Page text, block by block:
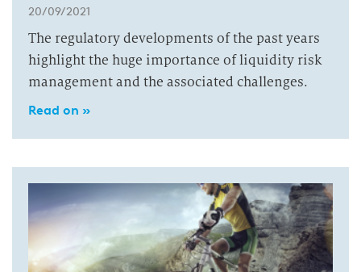
20/09/2021
The regulatory developments of the past years
highlight the huge importance of liquidity risk
management and the associated challenges.
Read on »